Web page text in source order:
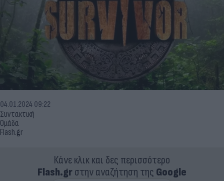
Συντακτική
Ομάδα
Flash.gr
04.01.2024 09:22
Κάνε κλικ και δες περισσότερο
Flash.grστην αναζήτηση της Google